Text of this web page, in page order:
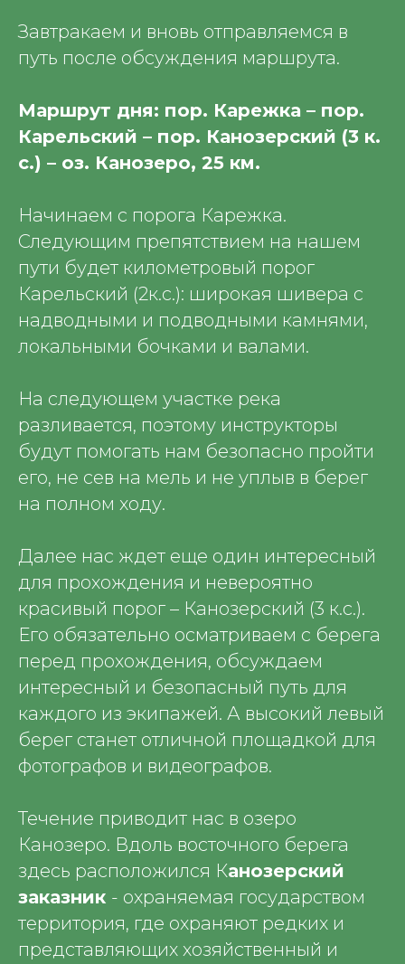
Завтракаем и вновь отправляемся в
путь после обсуждения маршрута.
Маршрут дня: пор. Карежка – пор.
Карельский – пор. Канозерский (3 к.
с.) – оз. Канозеро, 25 км.
Начинаем с порога Карежка.
Следующим препятствием на нашем
пути будет километровый порог
Карельский (2к.с.): широкая шивера с
надводными и подводными камнями,
локальными бочками и валами.
На следующем участке река
разливается, поэтому инструкторы
будут помогать нам безопасно пройти
его, не сев на мель и не уплыв в берег
на полном ходу.
Далее нас ждет еще один интересный
для прохождения и невероятно
красивый порог – Канозерский (3 к.с.).
Его обязательно осматриваем с берега
перед прохождения, обсуждаем
интересный и безопасный путь для
каждого из экипажей. А высокий левый
берег станет отличной площадкой для
фотографов и видеографов.
Течение приводит нас в озеро
Канозеро. Вдоль восточного берега
здесь расположился Канозерский
заказник - охраняемая государством
территория, где охраняют редких и
представляющих хозяйственный и